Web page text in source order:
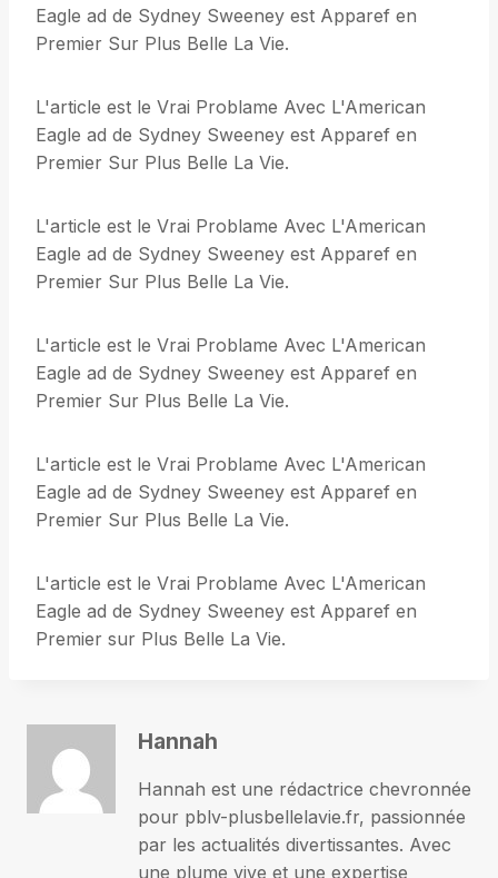
Eagle ad de Sydney Sweeney est Apparef en
Premier Sur Plus Belle La Vie.
L'article est le Vrai Problame Avec L'American
Eagle ad de Sydney Sweeney est Apparef en
Premier Sur Plus Belle La Vie.
L'article est le Vrai Problame Avec L'American
Eagle ad de Sydney Sweeney est Apparef en
Premier Sur Plus Belle La Vie.
L'article est le Vrai Problame Avec L'American
Eagle ad de Sydney Sweeney est Apparef en
Premier Sur Plus Belle La Vie.
L'article est le Vrai Problame Avec L'American
Eagle ad de Sydney Sweeney est Apparef en
Premier Sur Plus Belle La Vie.
L'article est le Vrai Problame Avec L'American
Eagle ad de Sydney Sweeney est Apparef en
Premier sur Plus Belle La Vie.
Hannah
Hannah est une rédactrice chevronnée
pour pblv-plusbellelavie.fr, passionnée
par les actualités divertissantes. Avec
une plume vive et une expertise